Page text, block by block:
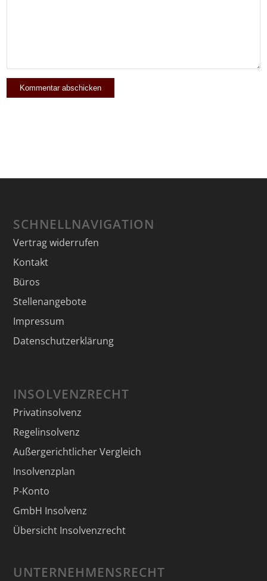
SCHNELLNAVIGATION
Vertrag widerrufen
Kontakt
Büros
Stellenangebote
Impressum
Datenschutzerklärung
INSOLVENZRECHT
Privatinsolvenz
Regelinsolvenz
Außergerichtlicher Vergleich
Insolvenzplan
P-Konto
GmbH Insolvenz
Übersicht Insolvenzrecht
UNTERNEHMENSRECHT